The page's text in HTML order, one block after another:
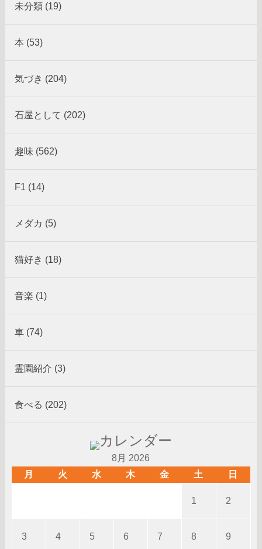
未分類 (19)
本 (53)
気づき (204)
石屋として (202)
趣味 (562)
F1 (14)
メダカ (5)
猫好き (18)
音楽 (1)
車 (74)
霊園紹介 (3)
食べる (202)
8月 2026
月
火 水 木 金 土 日
1 2
3 4 5 6 7 8 9